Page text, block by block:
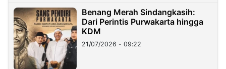
Benang Merah Sindangkasih:
Dari Perintis Purwakarta hingga
KDM
21/07/2026 - 09:22